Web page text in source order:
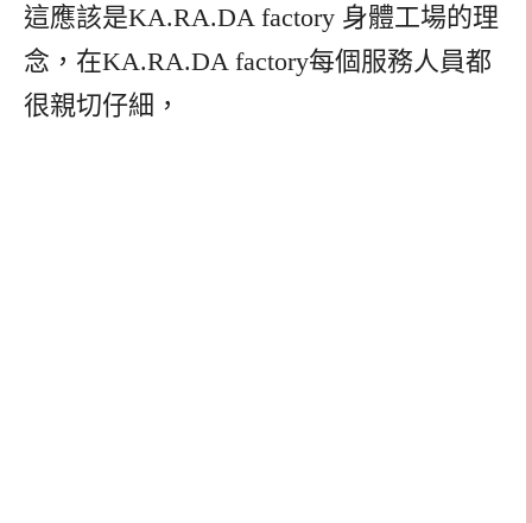
這應該是KA.RA.DA factory 身體工場的理
念，在KA.RA.DA factory每個服務人員都
很親切仔細，